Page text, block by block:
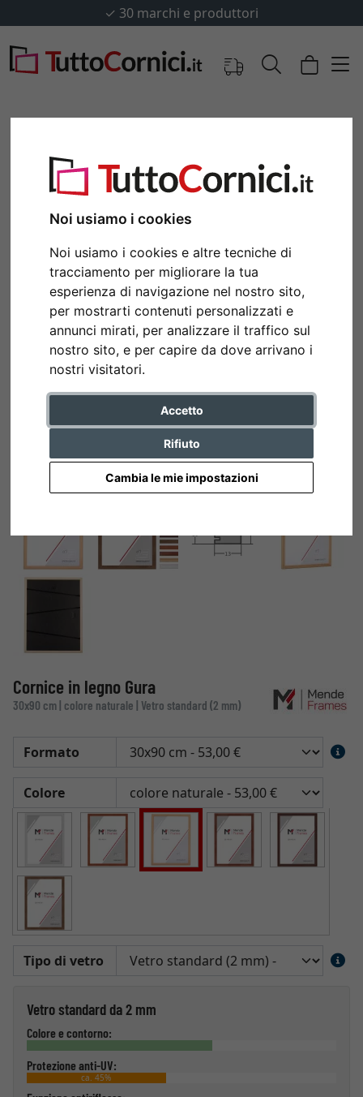
Noi usiamo i cookies
Noi usiamo i cookies e altre tecniche di
tracciamento per migliorare la tua
esperienza di navigazione nel nostro sito,
per mostrarti contenuti personalizzati e
annunci mirati, per analizzare il traffico sul
nostro sito, e per capire da dove arrivano i
nostri visitatori.
Accetto
Rifiuto
Cambia le mie impostazioni
✓ 30 marchi e produttori
Indietro
Cornice in legno Gura
30x90 cm | colore naturale | Vetro standard (2 mm)
Formato
Colore
Tipo di vetro
Vetro standard da 2 mm
Colore e contorno:
Protezione anti-UV:
ca. 45%